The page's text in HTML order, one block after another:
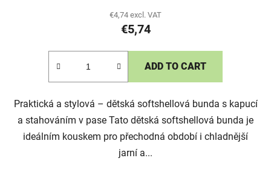
€4,74 excl. VAT
€5,74
ADD TO CART
Praktická a stylová – dětská softshellová bunda s kapucí
a stahováním v pase Tato dětská softshellová bunda je
ideálním kouskem pro přechodná období i chladnější
jarní a...